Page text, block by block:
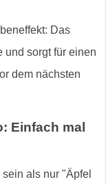
Das
und sorgt für einen
dem nächsten
Einfach mal
als nur "Äpfel